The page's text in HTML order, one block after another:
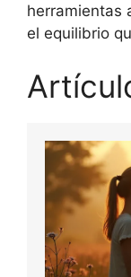
herramientas
el equilibrio